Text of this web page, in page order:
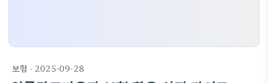
보험 · 2025-09-28